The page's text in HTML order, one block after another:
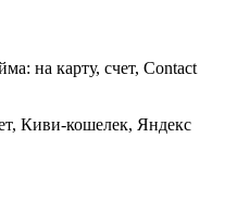
на карту, счет, Contact
Киви-кошелек, Яндекс